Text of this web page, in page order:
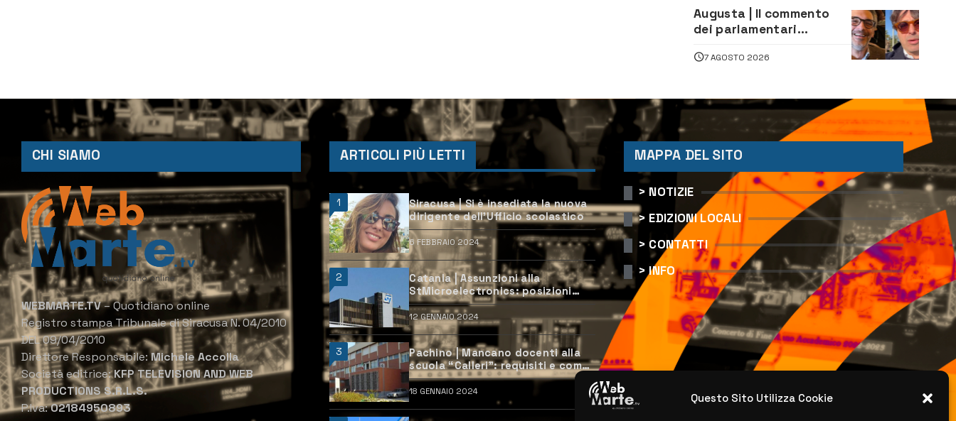
Questo Sito Utilizza Cookie
Augusta | Il commento
dei parlamentari
firma del contatto per il
7 AGOSTO 2026
CHI SIAMO
WEBMARTE.TV– Quotidiano online
Registro stampa Tribunale di Siracusa N. 04/2010
DEL 09/04/2010
Direttore Responsabile:Michele Accolla
Società editrice:KFP TELEVISION AND WEB
PRODUCTIONS S.R.L.S.
P.Iva:02184950893
ARTICOLI PIÙ LETTI
1
Siracusa | Si è insediata la nuova
dirigente dell’Ufficio scolastico
6 FEBBRAIO 2024
2
Catania | Assunzioni alla
StMicroelectronics: posizioni
aperte e come candidarsi
12 GENNAIO 2024
3
Pachino | Mancano docenti alla
scuola “Calleri”: requisiti e come
candidarsi
18 GENNAIO 2024
MAPPA DEL SITO
> NOTIZIE
> EDIZIONI LOCALI
> CONTATTI
> INFO